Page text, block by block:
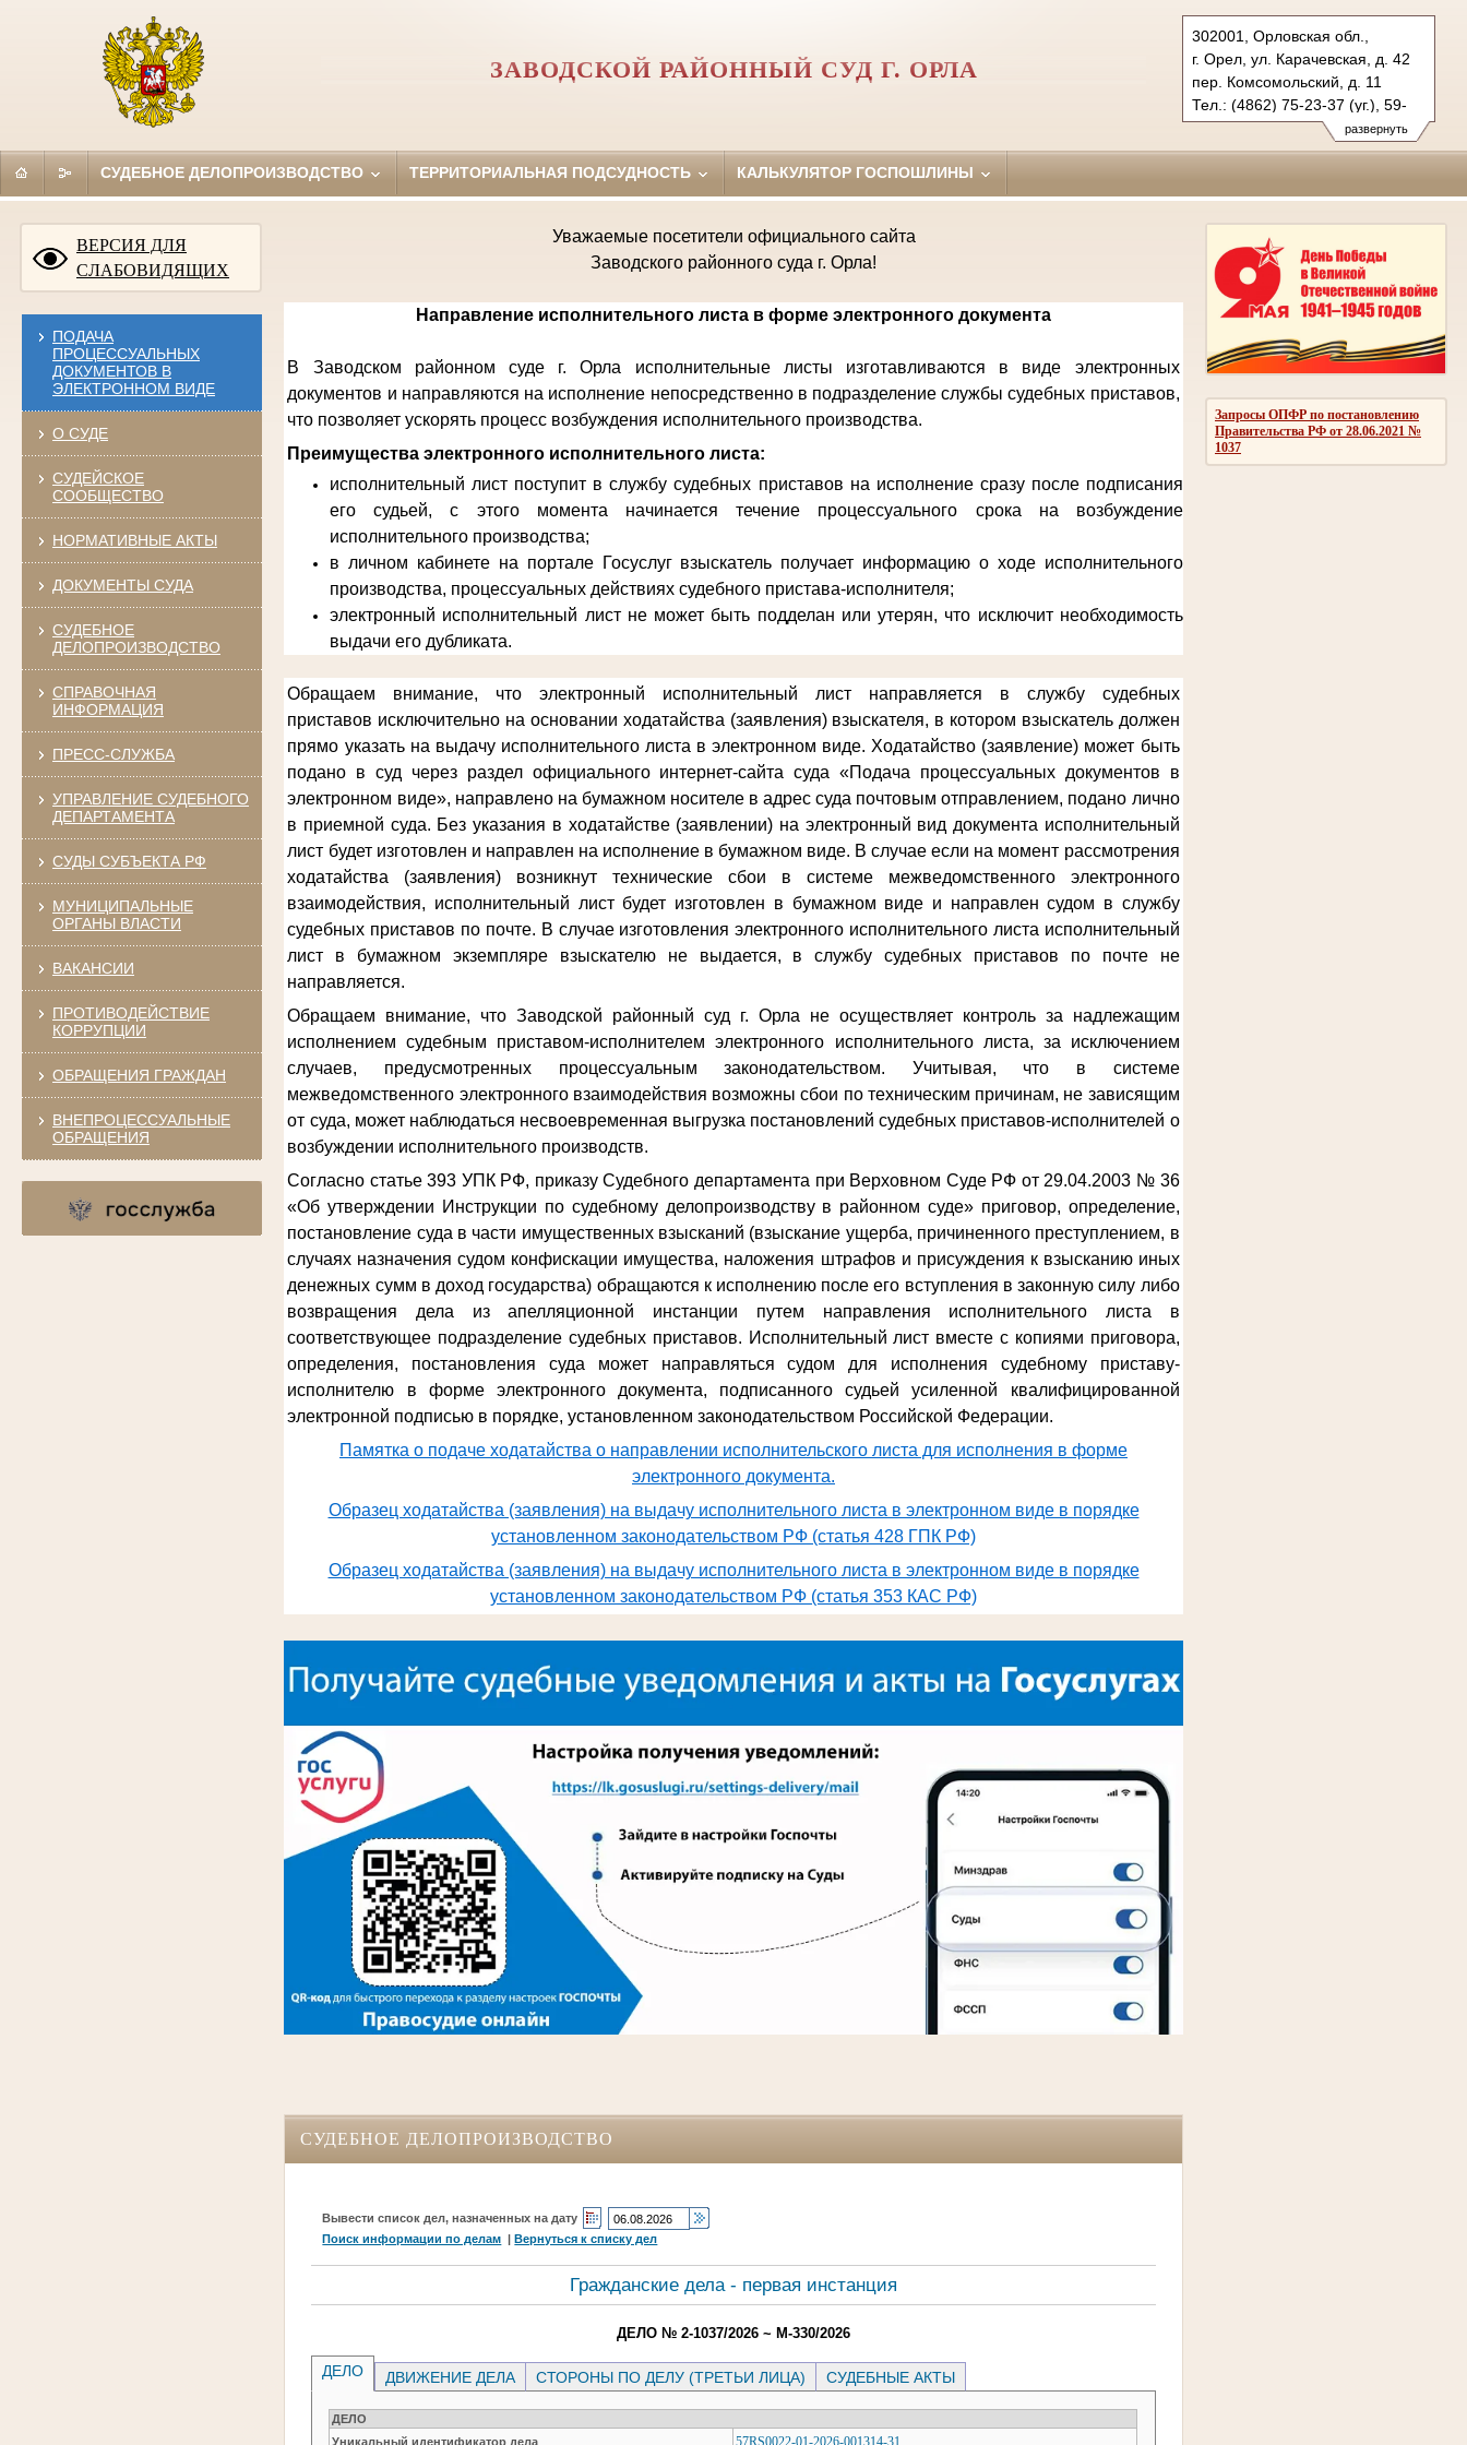
развернуть
302001, Орловская обл.,
г. Орел, ул. Карачевская, д. 42
пер. Комсомольский, д. 11
Тел.: (4862) 75-23-37 (уг.), 59-
63-47 (гражд.)
zavodskoy.orl@sudrf.ru
ЗАВОДСКОЙ РАЙОННЫЙ СУД Г. ОРЛА
СУДЕБНОЕ ДЕЛОПРОИЗВОДСТВО ТЕРРИТОРИАЛЬНАЯ ПОДСУДНОСТЬ КАЛЬКУЛЯТОР ГОСПОШЛИНЫ
ВЕРСИЯ ДЛЯ
СЛАБОВИДЯЩИХ
ПОДАЧА
ПРОЦЕССУАЛЬНЫХ
ДОКУМЕНТОВ В
ЭЛЕКТРОННОМ ВИДЕ
О СУДЕ
СУДЕЙСКОЕ
СООБЩЕСТВО
НОРМАТИВНЫЕ АКТЫ
ДОКУМЕНТЫ СУДА
СУДЕБНОЕ
ДЕЛОПРОИЗВОДСТВО
СПРАВОЧНАЯ
ИНФОРМАЦИЯ
ПРЕСС-СЛУЖБА
УПРАВЛЕНИЕ СУДЕБНОГО
ДЕПАРТАМЕНТА
СУДЫ СУБЪЕКТА РФ
МУНИЦИПАЛЬНЫЕ
ОРГАНЫ ВЛАСТИ
ВАКАНСИИ
ПРОТИВОДЕЙСТВИЕ
КОРРУПЦИИ
ОБРАЩЕНИЯ ГРАЖДАН
ВНЕПРОЦЕССУАЛЬНЫЕ
ОБРАЩЕНИЯ
Запросы ОПФР по постановлению
Правительства РФ от 28.06.2021 №
1037
Уважаемые посетители официального сайта
Заводского районного суда г. Орла!
Направление исполнительного листа в форме электронного документа
В Заводском районном суде г. Орла исполнительные листы изготавливаются в виде электронных
документов и направляются на исполнение непосредственно в подразделение службы судебных приставов,
что позволяет ускорять процесс возбуждения исполнительного производства.
Преимущества электронного исполнительного листа:
исполнительный лист поступит в службу судебных приставов на исполнение сразу после подписания
его судьей, с этого момента начинается течение процессуального срока на возбуждение
исполнительного производства;
в личном кабинете на портале Госуслуг взыскатель получает информацию о ходе исполнительного
производства, процессуальных действиях судебного пристава-исполнителя;
электронный исполнительный лист не может быть подделан или утерян, что исключит необходимость
выдачи его дубликата.
Обращаем внимание, что электронный исполнительный лист направляется в службу судебных
приставов исключительно на основании ходатайства (заявления) взыскателя, в котором взыскатель должен
прямо указать на выдачу исполнительного листа в электронном виде. Ходатайство (заявление) может быть
подано в суд через раздел официального интернет-сайта суда «Подача процессуальных документов в
электронном виде», направлено на бумажном носителе в адрес суда почтовым отправлением, подано лично
в приемной суда. Без указания в ходатайстве (заявлении) на электронный вид документа исполнительный
лист будет изготовлен и направлен на исполнение в бумажном виде. В случае если на момент рассмотрения
ходатайства (заявления) возникнут технические сбои в системе межведомственного электронного
взаимодействия, исполнительный лист будет изготовлен в бумажном виде и направлен судом в службу
судебных приставов по почте. В случае изготовления электронного исполнительного листа исполнительный
лист в бумажном экземпляре взыскателю не выдается, в службу судебных приставов по почте не
направляется.
Обращаем внимание, что Заводской районный суд г. Орла не осуществляет контроль за надлежащим
исполнением судебным приставом-исполнителем электронного исполнительного листа, за исключением
случаев, предусмотренных процессуальным законодательством. Учитывая, что в системе
межведомственного электронного взаимодействия возможны сбои по техническим причинам, не зависящим
от суда, может наблюдаться несвоевременная выгрузка постановлений судебных приставов-исполнителей о
возбуждении исполнительного производств.
Согласно статье 393 УПК РФ, приказу Судебного департамента при Верховном Суде РФ от 29.04.2003 № 36
«Об утверждении Инструкции по судебному делопроизводству в районном суде» приговор, определение,
постановление суда в части имущественных взысканий (взыскание ущерба, причиненного преступлением, в
случаях назначения судом конфискации имущества, наложения штрафов и присуждения к взысканию иных
денежных сумм в доход государства) обращаются к исполнению после его вступления в законную силу либо
возвращения дела из апелляционной инстанции путем направления исполнительного листа в
соответствующее подразделение судебных приставов. Исполнительный лист вместе с копиями приговора,
определения, постановления суда может направляться судом для исполнения судебному приставу-
исполнителю в форме электронного документа, подписанного судьей усиленной квалифицированной
электронной подписью в порядке, установленном законодательством Российской Федерации.
Памятка о подаче ходатайства о направлении исполнительского листа для исполнения в форме
электронного документа.
Образец ходатайства (заявления) на выдачу исполнительного листа в электронном виде в порядке
установленном законодательством РФ (статья 428 ГПК РФ)
Образец ходатайства (заявления) на выдачу исполнительного листа в электронном виде в порядке
установленном законодательством РФ (статья 353 КАС РФ)
СУДЕБНОЕ ДЕЛОПРОИЗВОДСТВО
Вывести список дел, назначенных на дату
Поиск информации по делам
Вернуться к списку дел
Гражданские дела - первая инстанция
ДЕЛО № 2-1037/2026 ~ М-330/2026
ДЕЛО ДВИЖЕНИЕ ДЕЛА СТОРОНЫ ПО ДЕЛУ (ТРЕТЬИ ЛИЦА) СУДЕБНЫЕ АКТЫ
ДЕЛО
Уникальный идентификатор дела